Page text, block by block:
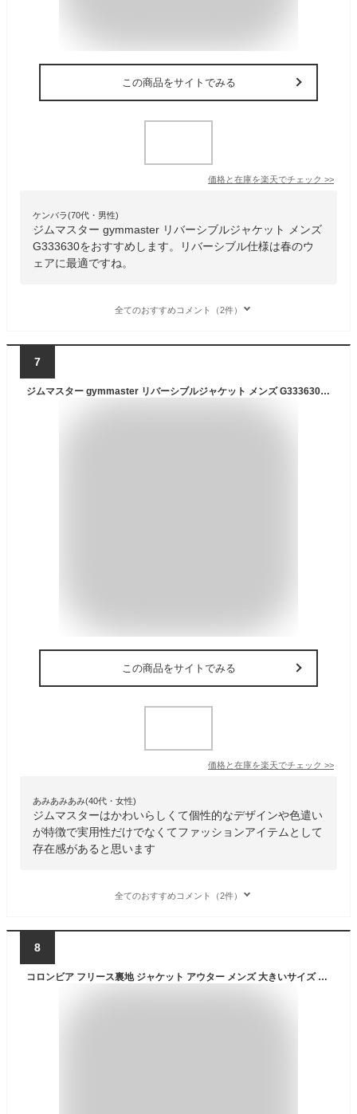
この商品をサイトでみる
価格と在庫を楽天でチェック >>
ケンバラ(70代・男性)
ジムマスター gymmaster リバーシブルジャケット メンズ
G333630をおすすめします。リバーシブル仕様は春のウ
ェアに最適ですね。
全てのおすすめコメント（2件）
7
ジムマスター gymmaster リバーシブルジャケット メンズ G333630 リバーシブルマウンテンキルトフードジャケット ダウン パーカー ジャンパー ウェア アウター トップス ウェア上着 長袖 フード 中綿 防寒 キルティング アパレル 送料無料 あす楽 evid
この商品をサイトでみる
価格と在庫を楽天でチェック >>
あみあみあみ(40代・女性)
ジムマスターはかわいらしくて個性的なデザインや色遣い
が特徴で実用性だけでなくてファッションアイテムとして
存在感があると思います
全てのおすすめコメント（2件）
8
コロンビア フリース裏地 ジャケット アウター メンズ 大きいサイズ COLUMBIA ロマビスタフーディー LOMA VISTA HOODIE JACKET XM4292 正規品 2023秋冬新作 あす楽対応 送料無料(中国,四国,九州除く)